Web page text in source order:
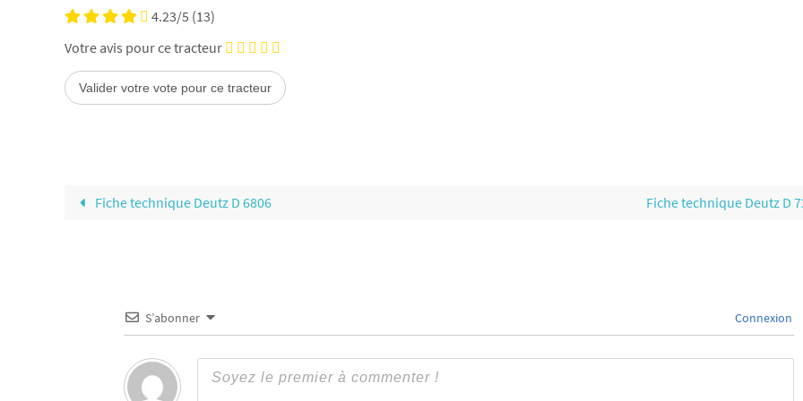
4.23/5 (13)
Votre avis pour ce tracteur
Fiche technique Deutz D 6806 Fiche technique Deutz D
S’abonner Connexion